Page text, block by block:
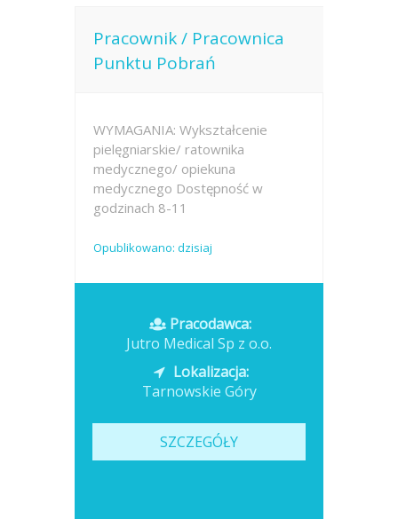
Pracownik / Pracownica
Punktu Pobrań
WYMAGANIA: Wykształcenie
pielęgniarskie/ ratownika
medycznego/ opiekuna
medycznego Dostępność w
godzinach 8-11
Opublikowano: dzisiaj
Pracodawca:
Jutro Medical Sp z o.o.
Lokalizacja:
Tarnowskie Góry
SZCZEGÓŁY